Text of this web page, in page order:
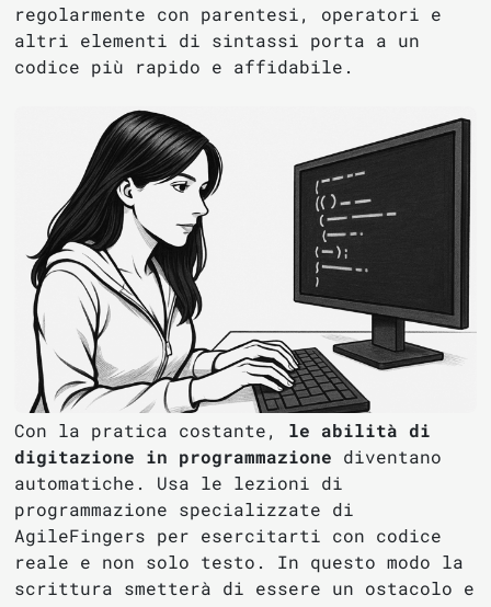
regolarmente con parentesi, operatori e
altri elementi di sintassi porta a un
codice più rapido e affidabile.
Con la pratica costante, le abilità di
digitazione in programmazione diventano
automatiche. Usa le lezioni di
programmazione specializzate di
AgileFingers per esercitarti con codice
reale e non solo testo. In questo modo la
scrittura smetterà di essere un ostacolo e